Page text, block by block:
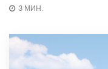
3 МИН.